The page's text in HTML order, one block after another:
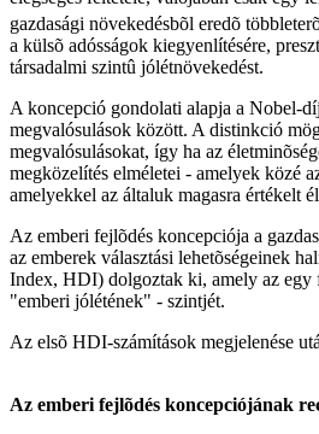
gazdasági növekedésbõl eredõ
a külsõ adósságok kiegyenlítésére,
társadalmi szintû jólétnövekedést.
A koncepció gondolati alapja a Nobel-
megvalósulások között. A distinkció
megvalósulásokat, így ha az
megközelítés elméletei - amelyek közé
amelyekkel az általuk magasra értékelt
Az emberi fejlõdés koncepciója a
az emberek választási lehetõségeinek
Index, HDI) dolgoztak ki, amely az egy
"emberi jólétének" - szintjét.
Az elsõ HDI-számítások megjelenése
Az emberi fejlõdés koncepciójának